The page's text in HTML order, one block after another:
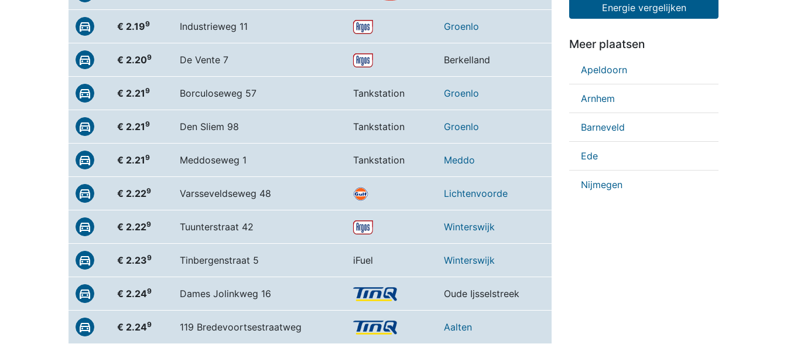
€ 2.199 Industrieweg 11 Groenlo
€ 2.209 De Vente 7 Berkelland
€ 2.219 Borculoseweg 57 Tankstation Groenlo
€ 2.219 Den Sliem 98 Tankstation Groenlo
€ 2.219 Meddoseweg 1 Tankstation Meddo
€ 2.229 Varsseveldseweg 48 Lichtenvoorde
€ 2.229 Tuunterstraat 42 Winterswijk
€ 2.239 Tinbergenstraat 5 iFuel Winterswijk
€ 2.249 Dames Jolinkweg 16 Oude Ijsselstreek
€ 2.249 119 Bredevoortsestraatweg Aalten
Energie vergelijken
Meer plaatsen
Apeldoorn
Arnhem
Barneveld
Ede
Nijmegen